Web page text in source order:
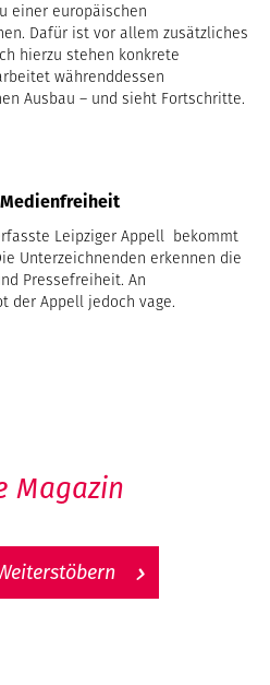
einer europäischen
Dafür ist vor allem zusätzliches
hierzu stehen konkrete
währenddessen
Ausbau – und sieht Fortschritte.
Leipziger Appell bekommt
Unterzeichnenden erkennen die
Pressefreiheit. An
der Appell jedoch vage.
Magazin